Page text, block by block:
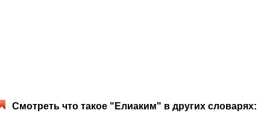
Смотреть что такое "Елиаким" в других словарях: